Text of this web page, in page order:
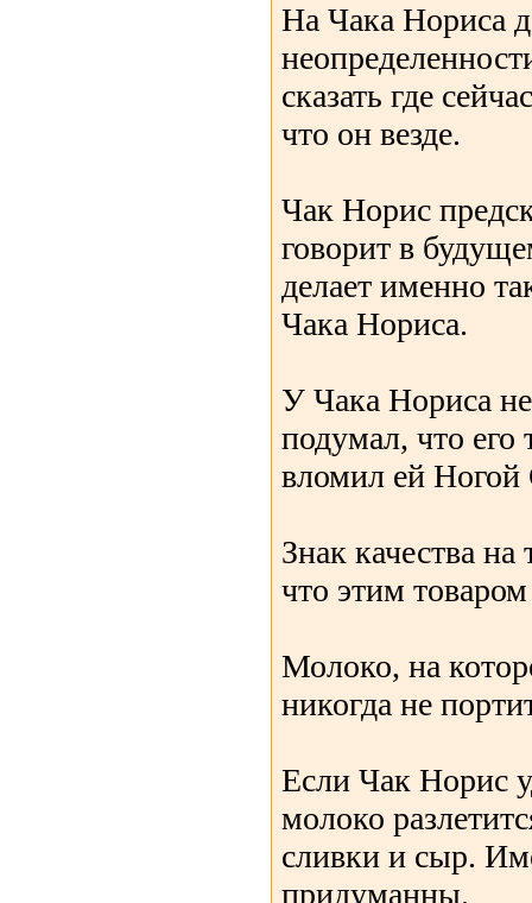
На Чака Нориса
сказать где
что он везде.
Чак Норис
говорит в
делает именно
Чака Нориса.
У Чака Нориса
подумал, что его
вломил ей Ногой
Знак качества на
что этим
Молоко, на
никогда не
Если Чак Норис
молоко
сливки и сыр.
придуманны.